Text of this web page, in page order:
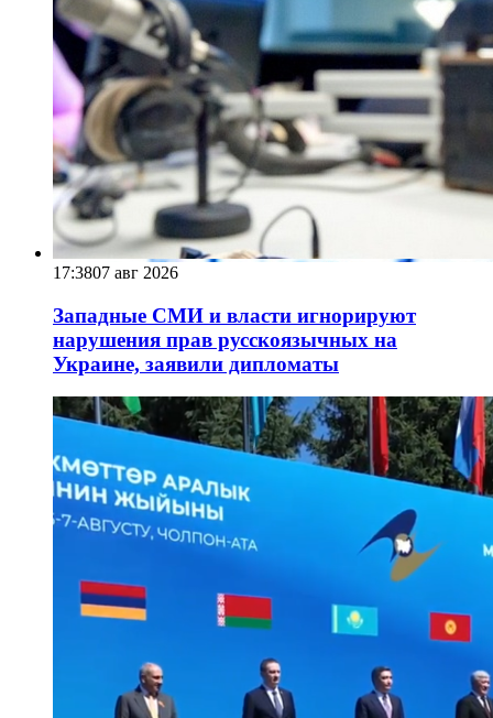
17:3807 авг 2026
Западные СМИ и власти игнорируют
нарушения прав русскоязычных на
Украине, заявили дипломаты